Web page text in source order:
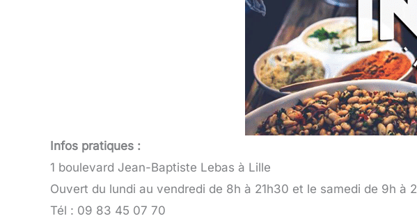
Infos pratiques :
1 boulevard Jean-Baptiste Lebas à Lille
Ouvert du lundi au vendredi de 8h à 21h30 et le samedi de 9h à
Tél : 09 83 45 07 70